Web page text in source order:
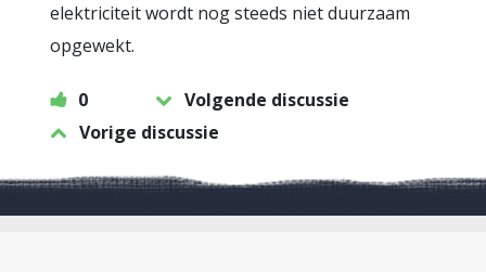
elektriciteit wordt nog steeds niet duurzaam
opgewekt.
0
Volgende discussie
Vorige discussie